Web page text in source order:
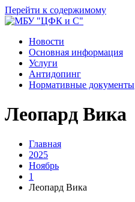
Перейти к содержимому
Новости
Основная информация
Услуги
Антидопинг
Нормативные документы
Леопард Вика
Главная
2025
Ноябрь
1
Леопард Вика